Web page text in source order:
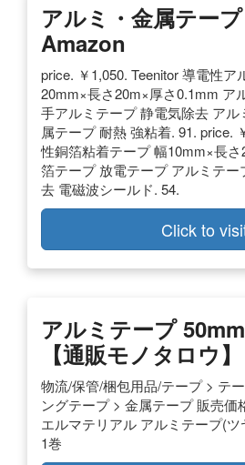
アルミ・金属テー
Amazon
price. ￥1,050. Teenitor 導電性ア
20mm×長さ20m×厚さ0.1mm ア
手アルミテープ 静電気除去 ア
属テープ 耐熱 強粘着. 91. price.
性銅箔粘着テープ 幅10mm×長
箔テープ 放電テープ アルミテ
去 電磁波シールド. 54.
Click to
アルミテープ
【通販モノタロウ】
物流/保管/梱包用品/テープ > テ
ングテープ > 金属テープ 販売価
エルマテリアル アルミテープ(
1巻